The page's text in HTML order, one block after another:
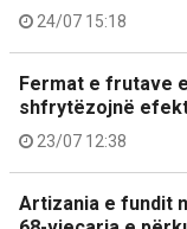
24/07 15:18
Fermat e frutave
shfrytëzojnë
23/07 12:38
Artizania e fundit